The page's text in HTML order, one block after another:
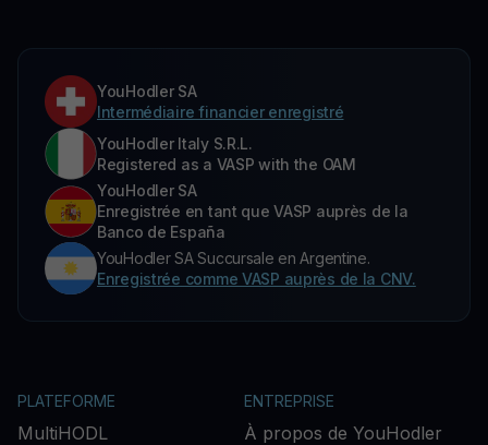
YouHodler SA
Intermédiaire financier enregistré
YouHodler Italy S.R.L.
Registered as a VASP with the OAM
YouHodler SA
Enregistrée en tant que VASP auprès de la
Banco de España
YouHodler SA Succursale en Argentine.
Enregistrée comme VASP auprès de la CNV.
PLATEFORME
MultiHODL
ENTREPRISE
À propos de YouHodler